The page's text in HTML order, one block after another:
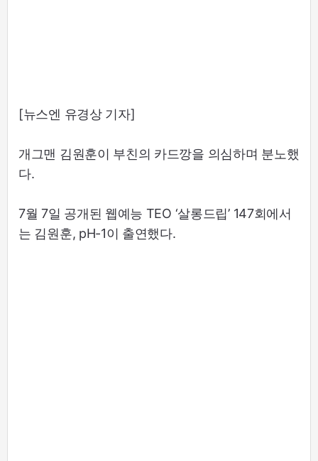
[뉴스엔 유경상 기자]
개그맨 김원훈이 부친의 카드깡을 의심하며 분노했
다.
7월 7일 공개된 웹예능 TEO ‘살롱드립’ 147회에서
는 김원훈, pH-1이 출연했다.